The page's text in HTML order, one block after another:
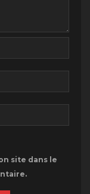
site dans le